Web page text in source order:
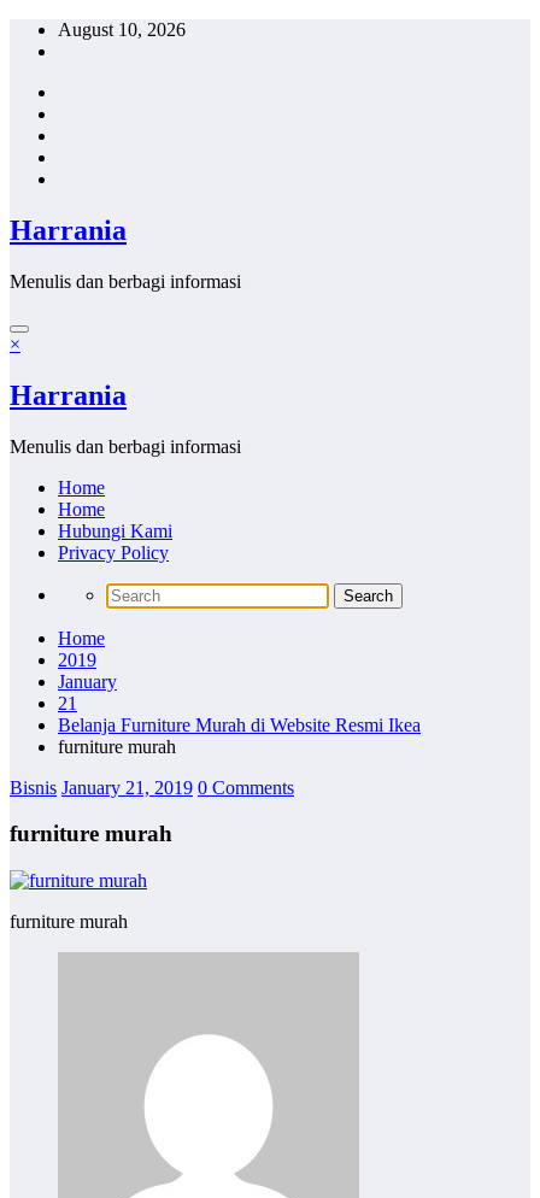
Skip
August 10, 2026
Harrania
Menulis dan berbagi informasi
×
Harrania
Menulis dan berbagi informasi
Home
Home
Hubungi Kami
Privacy Policy
Home
2019
January
21
Belanja Furniture Murah di Website Resmi Ikea
furniture murah
Bisnis January 21, 2019 0 Comments
furniture murah
furniture murah